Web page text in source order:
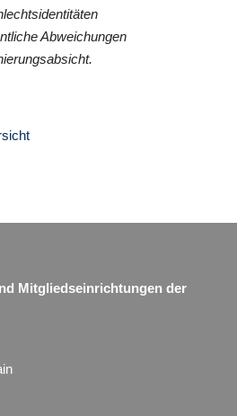
Abweichungen
Mitgliedseinrichtungen der